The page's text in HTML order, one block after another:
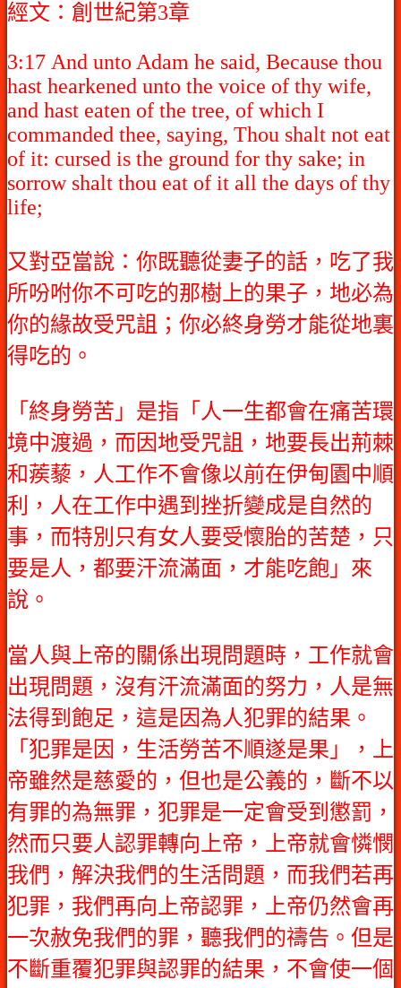
經文：創世紀第3章
3:17 And unto Adam he said, Because thou
hast hearkened unto the voice of thy wife,
and hast eaten of the tree, of which I
commanded thee, saying, Thou shalt not eat
of it: cursed is the ground for thy sake; in
sorrow shalt thou eat of it all the days of thy
life;
又對亞當說：你既聽從妻子的話，吃了我
所吩咐你不可吃的那樹上的果子，地必為
你的緣故受咒詛；你必終身勞才能從地裏
得吃的。
「終身勞苦」是指「人一生都會在痛苦環
境中渡過，而因地受咒詛，地要長出荊棘
和蒺藜，人工作不會像以前在伊甸園中順
利，人在工作中遇到挫折變成是自然的
事，而特別只有女人要受懷胎的苦楚，只
要是人，都要汗流滿面，才能吃飽」來
說。
當人與上帝的關係出現問題時，工作就會
出現問題，沒有汗流滿面的努力，人是無
法得到飽足，這是因為人犯罪的結果。
「犯罪是因，生活勞苦不順遂是果」，上
帝雖然是慈愛的，但也是公義的，斷不以
有罪的為無罪，犯罪是一定會受到懲罰，
然而只要人認罪轉向上帝，上帝就會憐憫
我們，解決我們的生活問題，而我們若再
犯罪，我們再向上帝認罪，上帝仍然會再
一次赦免我們的罪，聽我們的禱告。但是
不斷重覆犯罪與認罪的結果，不會使一個